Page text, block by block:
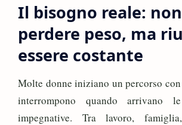
Il bisogno reale:
perdere peso, ma
essere costante
Molte donne iniziano un percorso
interrompono quando arrivano
impegnative. Tra lavoro,